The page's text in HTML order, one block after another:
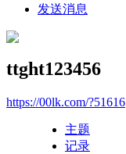
发送消息
ttght123456
https://00lk.com/?51616
主题
记录